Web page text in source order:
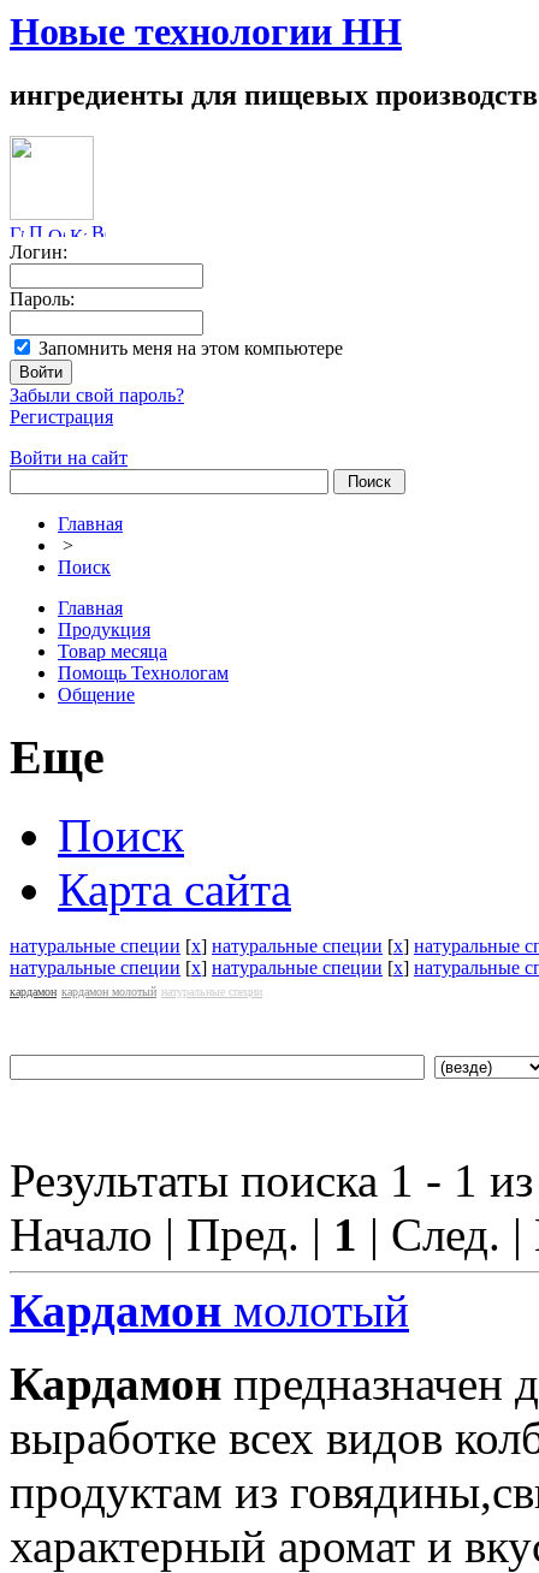
Новые технологии НН
ингредиенты для пищевых производств
Логин:
Пароль:
Запомнить меня на этом компьютере
Забыли свой пароль?
Регистрация
Войти на сайт
Главная
>
Поиск
Главная
Продукция
Товар месяца
Помощь Технологам
Общение
Еще
Поиск
Карта сайта
натуральные специи [x] натуральные специи [x] натуральные
натуральные специи [x] натуральные специи [x] натуральные
кардамон кардамон молотый натуральные специи
Результаты поиска 1 - 1
Начало | Пред. | 1 | След.
Кардамон молотый
Кардамон предназначен
выработке всех видов
продуктам из
характерный аромат и